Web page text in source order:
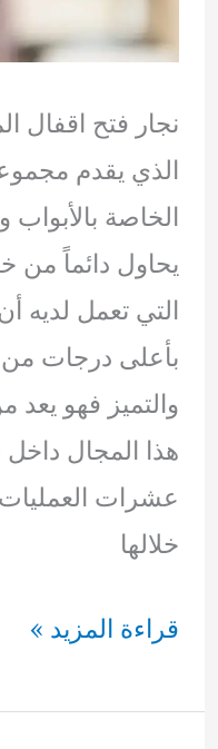
نجار فتح اقفال
الذي يقدم
الخاصة بالأبواب
يحاول دائماً من
التي تعمل لديه
بأعلى درجات من
والتميز فهو يعد
هذا المجال
عشرات العمليات
خلالها
نجار
اقفال
قراءة المزيد »